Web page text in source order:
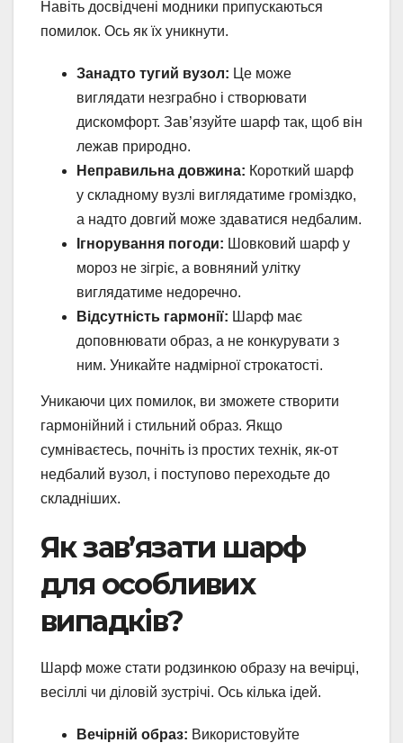
Навіть досвідчені модники припускаються
помилок. Ось як їх уникнути.
Занадто тугий вузол: Це може
виглядати незграбно і створювати
дискомфорт. Зав’язуйте шарф так, щоб він
лежав природно.
Неправильна довжина: Короткий шарф
у складному вузлі виглядатиме громіздко,
а надто довгий може здаватися недбалим.
Ігнорування погоди: Шовковий шарф у
мороз не зігріє, а вовняний улітку
виглядатиме недоречно.
Відсутність гармонії: Шарф має
доповнювати образ, а не конкурувати з
ним. Уникайте надмірної строкатості.
Уникаючи цих помилок, ви зможете створити
гармонійний і стильний образ. Якщо
сумніваєтесь, почніть із простих технік, як-от
недбалий вузол, і поступово переходьте до
складніших.
Як зав’язати шарф
для особливих
випадків?
Шарф може стати родзинкою образу на вечірці,
весіллі чи діловій зустрічі. Ось кілька ідей.
Вечірній образ: Використовуйте